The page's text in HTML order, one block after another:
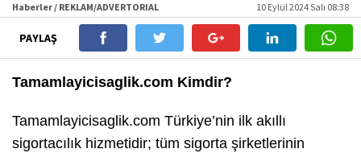
Haberler / REKLAM/ADVERTORIAL 10 Eylül 2024 Salı 08:38
PAYLAŞ
Tamamlayicisaglik.com Kimdir?
Tamamlayicisaglik.com Türkiye’nin ilk akıllı
sigortacılık hizmetidir; tüm sigorta şirketlerinin